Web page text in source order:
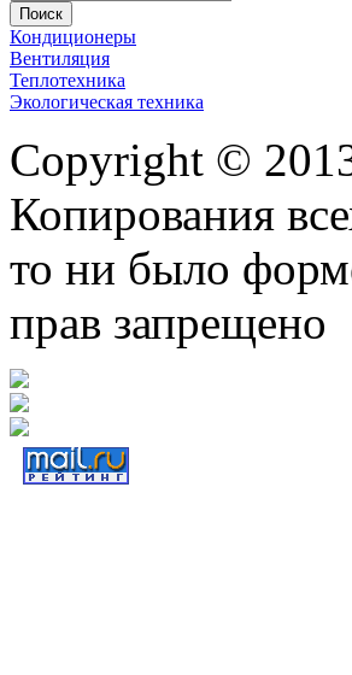
Кондиционеры
Вентиляция
Теплотехника
Экологическая техника
Copyright ©
Копирования
то ни было
прав запрещено